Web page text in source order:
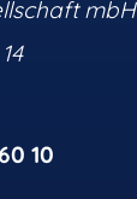
mbH
10